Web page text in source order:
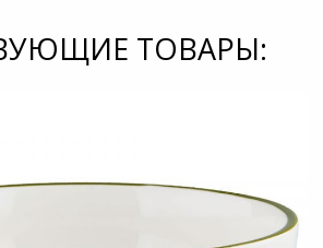
ТОВАРЫ: